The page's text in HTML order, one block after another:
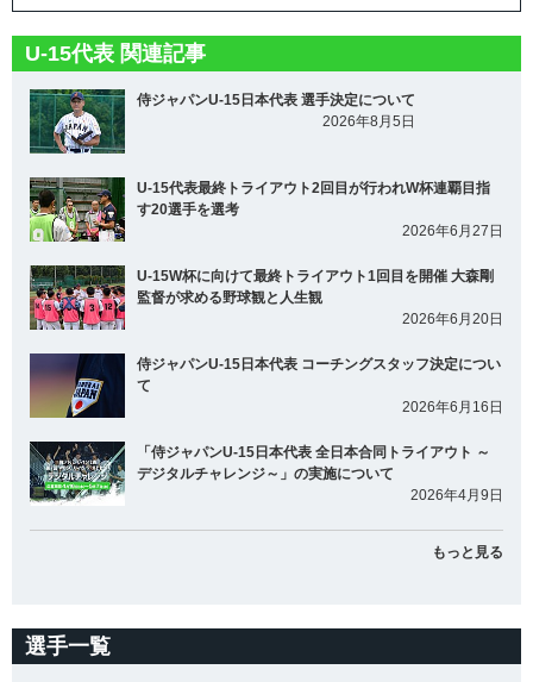
U-15代表 関連記事
侍ジャパンU-15日本代表 選手決定について
2026年8月5日
U-15代表最終トライアウト2回目が行われW杯連覇目指
す20選手を選考
2026年6月27日
U-15W杯に向けて最終トライアウト1回目を開催 大森剛
監督が求める野球観と人生観
2026年6月20日
侍ジャパンU-15日本代表 コーチングスタッフ決定につい
て
2026年6月16日
「侍ジャパンU-15日本代表 全日本合同トライアウト ～
デジタルチャレンジ～」の実施について
2026年4月9日
もっと見る
選手一覧